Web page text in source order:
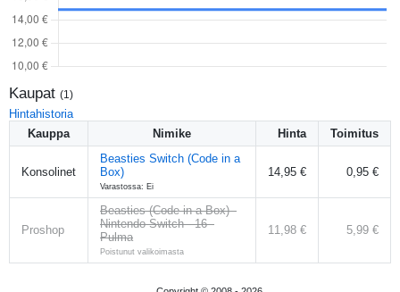
Kaupat (1 )
Hintahistoria
Kauppa
Nimike Hinta Toimitus
Konsolinet
Beasties Switch (Code in a
Box)
Varastossa: Ei
14,95 € 0,95 €
Proshop
Beasties (Code in a Box) -
Nintendo Switch - 16 -
Pulma
Poistunut valikoimasta
11,98 € 5,99 €